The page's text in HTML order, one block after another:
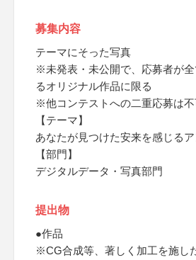
募集内容
テーマにそった写真
※未発表・未公開で、応募者が
るオリジナル作品に限る
※他コンテストへの二重応募は
【テーマ】
あなたが見つけた安来を感じる
【部門】
デジタルデータ・写真部門
提出物
●作品
※CG合成等、著しく加工を施し